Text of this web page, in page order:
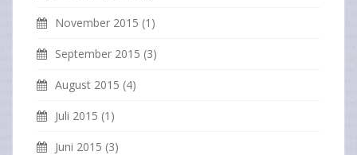
November 2015 (1)
September 2015 (3)
August 2015 (4)
Juli 2015 (1)
Juni 2015 (3)